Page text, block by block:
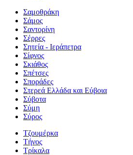
Σαμοθράκη
Σάμος
Σαντορίνη
Σέρρες
Σητεία - Ιεράπετρα
Σίφνος
Σκιάθος
Σπέτσες
Σποράδες
Στερεά Ελλάδα και Εύβοια
Σύβοτα
Σύμη
Σύρος
Τζουμέρκα
Τήνος
Τρίκαλα